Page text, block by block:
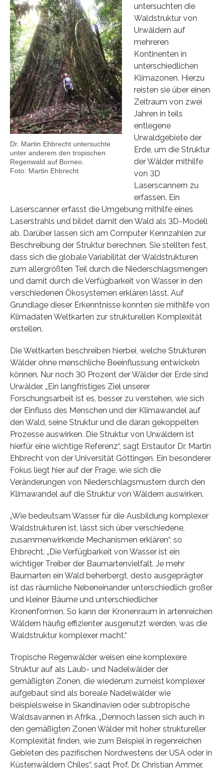
Dr. Martin Ehbrecht untersuchte
unter anderem den tropischen
Regenwald auf Borneo.
Foto: Martin Ehbrecht
untersuchten die
Waldstruktur von
Urwäldern auf
mehreren
Kontinenten in
unterschiedlichen
Klimazonen. Hierzu
reisten sie über einen
Zeitraum von zwei
Jahren in teils
entlegene
Urwaldgebiete der
Erde, um die Struktur
der Wälder mithilfe
von 3D
Laserscannern zu
erfassen. Ein
Laserscanner erfasst die Umgebung mithilfe eines
Laserstrahls und bildet damit den Wald als 3D-Modell
ab. Darüber lassen sich am Computer Kennzahlen zur
Beschreibung der Struktur berechnen. Sie stellten fest,
dass sich die globale Variabilität der Waldstrukturen
zum allergrößten Teil durch die Niederschlagsmengen
und damit durch die Verfügbarkeit von Wasser in den
verschiedenen Ökosystemen erklären lässt. Auf
Grundlage dieser Erkenntnisse konnten sie mithilfe von
Klimadaten Weltkarten zur strukturellen Komplexität
erstellen.
Die Weltkarten beschreiben hierbei, welche Strukturen
Wälder ohne menschliche Beeinflussung entwickeln
können. Nur noch 30 Prozent der Wälder der Erde sind
Urwälder. „Ein langfristiges Ziel unserer
Forschungsarbeit ist es, besser zu verstehen, wie sich
der Einfluss des Menschen und der Klimawandel auf
den Wald, seine Struktur und die daran gekoppelten
Prozesse auswirken. Die Struktur von Urwäldern ist
hierfür eine wichtige Referenz“, sagt Erstautor Dr. Martin
Ehbrecht von der Universität Göttingen. Ein besonderer
Fokus liegt hier auf der Frage, wie sich die
Veränderungen von Niederschlagsmustern durch den
Klimawandel auf die Struktur von Wäldern auswirken.
„Wie bedeutsam Wasser für die Ausbildung komplexer
Waldstrukturen ist, lässt sich über verschiedene,
zusammenwirkende Mechanismen erklären“, so
Ehbrecht. „Die Verfügbarkeit von Wasser ist ein
wichtiger Treiber der Baumartenvielfalt. Je mehr
Baumarten ein Wald beherbergt, desto ausgeprägter
ist das räumliche Nebeneinander unterschiedlich großer
und kleiner Bäume und unterschiedlicher
Kronenformen. So kann der Kronenraum in artenreichen
Wäldern häufig effizienter ausgenutzt werden, was die
Waldstruktur komplexer macht.“
Tropische Regenwälder weisen eine komplexere
Struktur auf als Laub- und Nadelwälder der
gemäßigten Zonen, die wiederum zumeist komplexer
aufgebaut sind als boreale Nadelwälder wie
beispielsweise in Skandinavien oder subtropische
Waldsavannen in Afrika. „Dennoch lassen sich auch in
den gemäßigten Zonen Wälder mit hoher struktureller
Komplexität finden, wie zum Beispiel in regenreichen
Gebieten des pazifischen Nordwestens der USA oder in
Küstenwäldern Chiles“, sagt Prof. Dr. Christian Ammer,